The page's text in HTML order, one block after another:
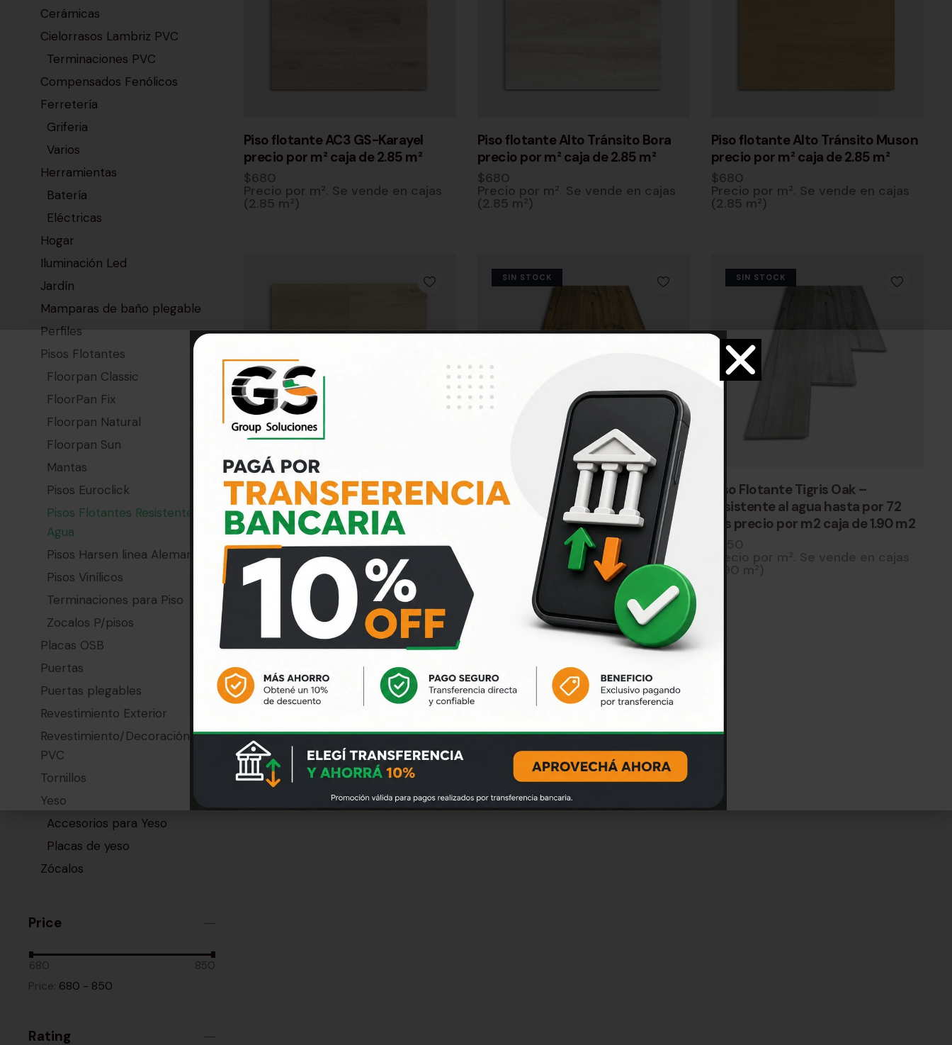
Piso flotante AC3 GS-Karayel
precio por m² caja de 2.85 m²
$680
Precio por m². Se vende en cajas
(2.85 m²)
Piso flotante Alto Tránsito Bora
precio por m² caja de 2.85 m²
$680
Precio por m². Se vende en cajas
(2.85 m²)
Piso flotante Alto Tránsito Muson
precio por m² caja de 2.85 m²
$680
Precio por m². Se vende en cajas
(2.85 m²)
Piso flotante Alto Tránsito
Samyeli precio por m² caja de 2.85
m²
$680
Precio por m². Se vende en cajas
(2.85 m²)
SIN STOCK
Piso Flotante Erne Oak –
resistente al agua hasta por 72
hrs precio por m2 caja de 1.90 m2
Precio por m². Se vende en cajas
SIN STOCK
Piso Flotante Tigris Oak –
resistente al agua hasta por 72
hrs precio por m2 caja de 1.90 m2
Cerámicas
Cielorrasos Lambriz PVC
Terminaciones PVC
Compensados Fenólicos
Ferretería
Griferia
Varios
Herramientas
Batería
Eléctricas
Hogar
Iluminación Led
Jardín
Mamparas de baño plegable
Perfiles
Pisos Flotantes
Floorpan Classic
FloorPan Fix
Floorpan Natural
Floorpan Sun
Mantas
Pisos Euroclick
Pisos Flotantes Resistentes al
Agua
Pisos Harsen linea Alemana
Pisos Vinílicos
Terminaciones para Piso
Zocalos P/pisos
Placas OSB
Puertas
Puertas plegables
Revestimiento Exterior
Revestimiento/Decoración
PVC
Tornillos
Yeso
Accesorios para Yeso
Placas de yeso
Zócalos
Price
680 850
Price: 680 - 850
Rating